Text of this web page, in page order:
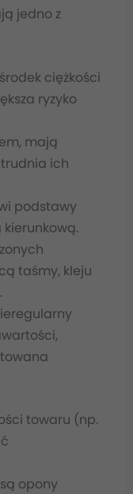
jedno z
ciężkości
ryzyko
mają
ich
podstawy
kierunkową.
taśmy, kleju
towaru (np.
opony